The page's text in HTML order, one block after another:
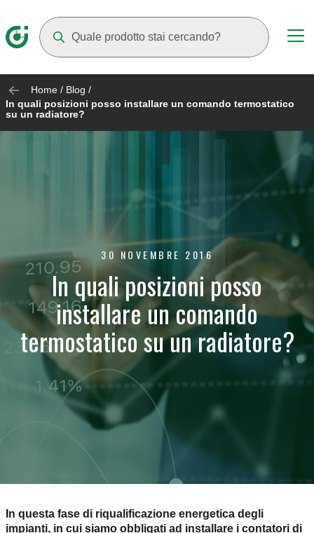
Home / Blog /
In quali posizioni posso installare un comando termostatico
su un radiatore?
30 NOVEMBRE 2016
In quali posizioni posso
installare un comando
termostatico su un radiatore?
In questa fase di riqualificazione energetica degli
impianti, in cui siamo obbligati ad installare i contatori di